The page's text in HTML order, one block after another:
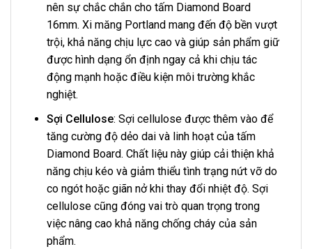
nên sự chắc chắn cho tấm Diamond Board
16mm. Xi măng Portland mang đến độ bền vượt
trội, khả năng chịu lực cao và giúp sản phẩm giữ
được hình dạng ổn định ngay cả khi chịu tác
động mạnh hoặc điều kiện môi trường khắc
nghiệt.
Sợi Cellulose: Sợi cellulose được thêm vào để
tăng cường độ dẻo dai và linh hoạt của tấm
Diamond Board. Chất liệu này giúp cải thiện khả
năng chịu kéo và giảm thiểu tình trạng nứt vỡ do
co ngót hoặc giãn nở khi thay đổi nhiệt độ. Sợi
cellulose cũng đóng vai trò quan trọng trong
việc nâng cao khả năng chống cháy của sản
phẩm.